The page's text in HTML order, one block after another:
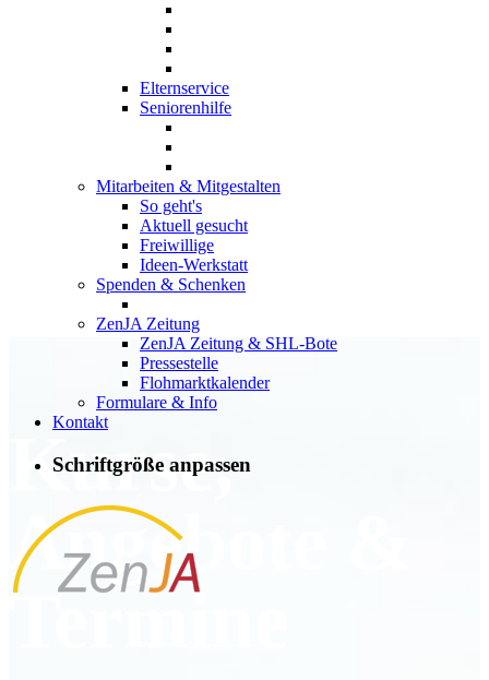
Elternservice
Seniorenhilfe
Mitarbeiten & Mitgestalten
So geht's
Aktuell gesucht
Freiwillige
Ideen-Werkstatt
Spenden & Schenken
ZenJA Zeitung
ZenJA Zeitung & SHL-Bote
Pressestelle
Flohmarktkalender
Formulare & Info
Kontakt
Schriftgröße anpassen
Kurse,
Angebote &
Termine